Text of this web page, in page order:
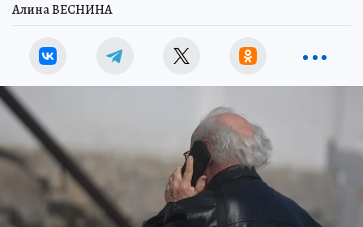
Алина ВЕСНИНА